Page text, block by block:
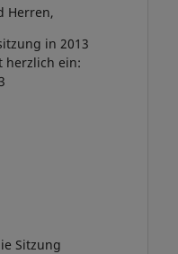
Herren,
in 2013
herzlich ein:
Sitzung